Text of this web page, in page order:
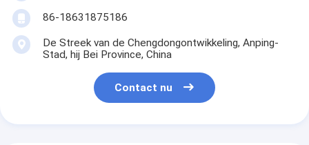
86-18631875186
De Streek van de Chengdongontwikkeling, Anping-
Stad, hij Bei Province, China
Contact nu